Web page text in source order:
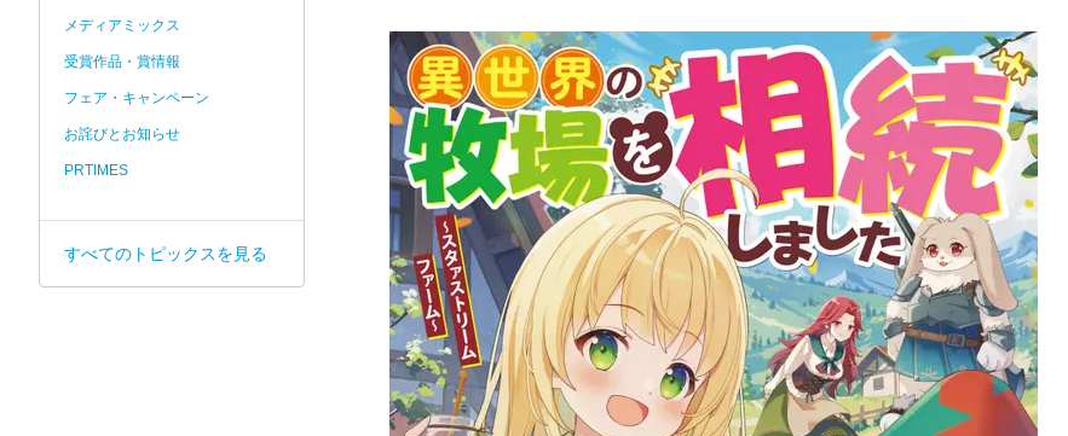
メディアミックス
受賞作品・賞情報
フェア・キャンペーン
お詫びとお知らせ
PRTIMES
すべてのトピックスを見る